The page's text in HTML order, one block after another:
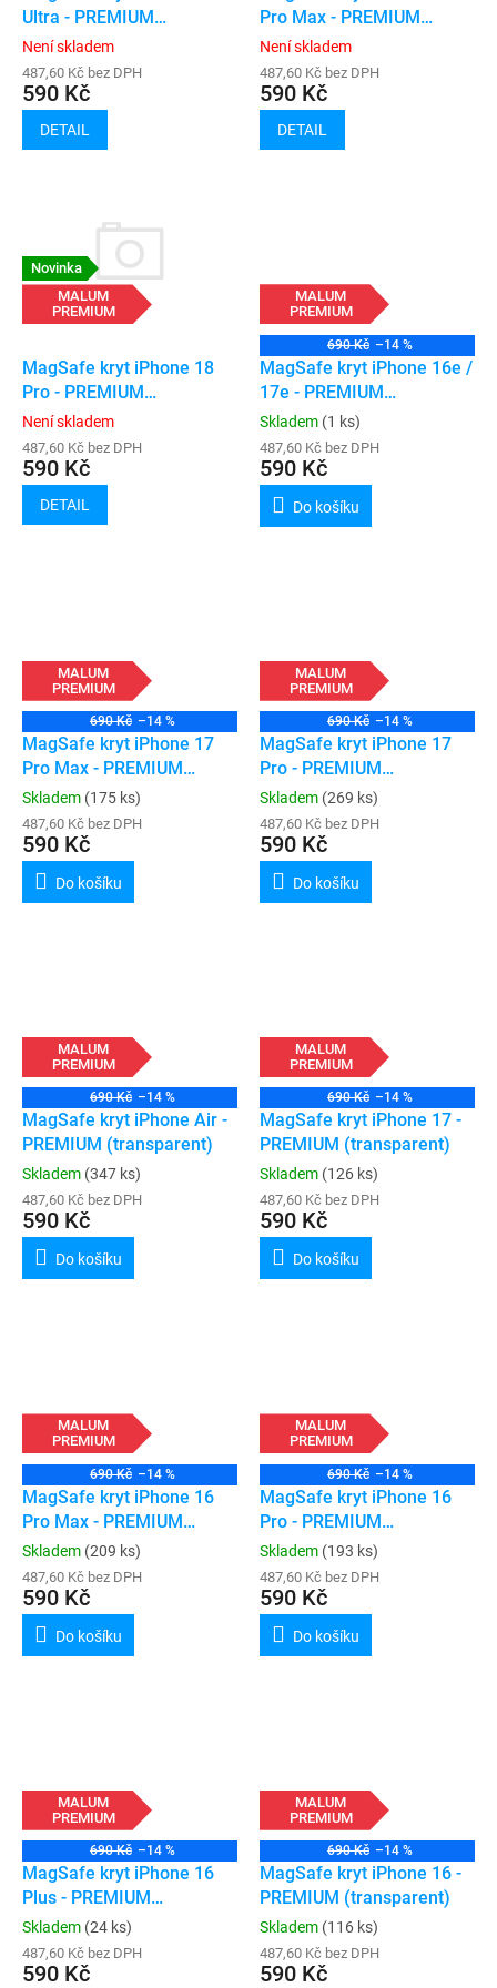
Ultra - PREMIUM
(transparent)
Není skladem
487,60 Kč bez DPH
590 Kč
DETAIL
Pro Max - PREMIUM
(transparent)
Není skladem
487,60 Kč bez DPH
590 Kč
DETAIL
Novinka
MALUM
PREMIUM
MagSafe kryt iPhone 18
Pro - PREMIUM
(transparent)
Není skladem
487,60 Kč bez DPH
590 Kč
DETAIL
MALUM
PREMIUM
690 Kč –14 %
MagSafe kryt iPhone 16e /
17e - PREMIUM
(transparent)
Skladem (1 ks)
487,60 Kč bez DPH
590 Kč
Do košíku
MALUM
PREMIUM
690 Kč –14 %
MagSafe kryt iPhone 17
Pro Max - PREMIUM
(transparent)
Skladem (175 ks)
487,60 Kč bez DPH
590 Kč
Do košíku
MALUM
PREMIUM
690 Kč –14 %
MagSafe kryt iPhone 17
Pro - PREMIUM
(transparent)
Skladem (269 ks)
487,60 Kč bez DPH
590 Kč
Do košíku
MALUM
PREMIUM
690 Kč –14 %
MagSafe kryt iPhone Air -
PREMIUM (transparent)
Skladem (347 ks)
487,60 Kč bez DPH
590 Kč
Do košíku
MALUM
PREMIUM
690 Kč –14 %
MagSafe kryt iPhone 17 -
PREMIUM (transparent)
Skladem (126 ks)
487,60 Kč bez DPH
590 Kč
Do košíku
MALUM
PREMIUM
690 Kč –14 %
MagSafe kryt iPhone 16
Pro Max - PREMIUM
(transparent)
Skladem (209 ks)
487,60 Kč bez DPH
590 Kč
Do košíku
MALUM
PREMIUM
690 Kč –14 %
MagSafe kryt iPhone 16
Pro - PREMIUM
(transparent)
Skladem (193 ks)
487,60 Kč bez DPH
590 Kč
Do košíku
MALUM
PREMIUM
690 Kč –14 %
MagSafe kryt iPhone 16
Plus - PREMIUM
(transparent)
Skladem (24 ks)
487,60 Kč bez DPH
590 Kč
MALUM
PREMIUM
690 Kč –14 %
MagSafe kryt iPhone 16 -
PREMIUM (transparent)
Skladem (116 ks)
487,60 Kč bez DPH
590 Kč